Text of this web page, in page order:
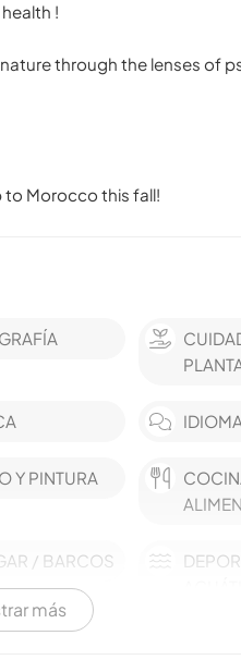
!
through the lenses of
to Morocco this fall!
Y PINTURA
/ BARCOS
más